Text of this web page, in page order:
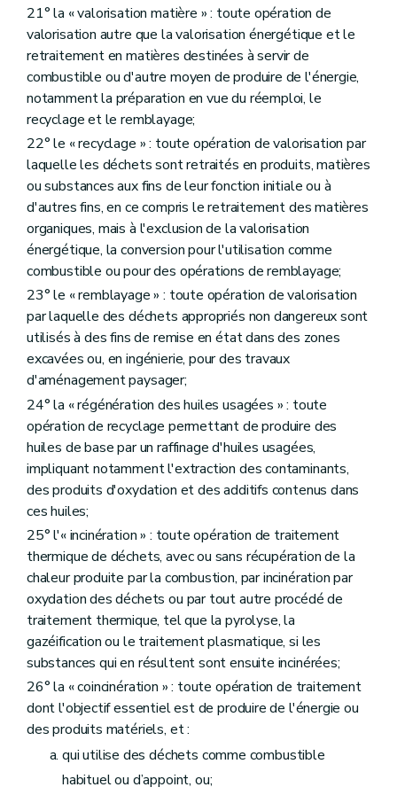
Art. 193
Art. 194
Art. 195
Art. 196
Art. 197
Titre 3 DISPOSITIONS DIVERSES
Chapitre 1er
Dispositions administratives et pénales
Section 1
Mesures de remise en état et mesures de sécurité
Art. 198
Section 2 Commission d'agrément en matière de déchets
Art. 199
Section 3 Commission d'avis sur les recours administratifs en matière de responsabilité élargie des producteurs de produits
Art. 200
Section 4 Dispositions administratives communes
Art. 201
Art. 202
Art. 203
Section 5 Dispositions pénales
Art. 204
Art. 205
Chapitre 2 Dispositions relatives à la transposition et à l'exécution de dispositions résultant de traités internationaux
Section 1
Notification et communication des données
Art. 206
Section 2 Références au droit européen
Art. 207
Chapitre 3
Dispositions finales
Section 1 Droits de dossier et frais administratifs
Art. 208
Section 2 Indexation des droits de dossier, frais administratifs et redevances
Section 3
Codification du droit des déchets
Art. 210
Section 4 Dispositions modificatives et abrogatoires
Sous-section 1 Sous-section 1 - Livre I du
Art. 211
Art. 212
Art. 213
Art. 214
Art. 215
Art. 216
Art. 217
Art. 218
Art. 219
Art. 221
Art. 222
21° la « valorisation matière » : toute opération de
valorisation autre que la valorisation énergétique et le
retraitement en matières destinées à servir de
combustible ou d'autre moyen de produire de l'énergie,
notamment la préparation en vue du réemploi, le
recyclage et le remblayage;
22° le « recyclage » : toute opération de valorisation par
laquelle les déchets sont retraités en produits, matières
ou substances aux fins de leur fonction initiale ou à
d'autres fins, en ce compris le retraitement des matières
organiques, mais à l'exclusion de la valorisation
énergétique, la conversion pour l'utilisation comme
combustible ou pour des opérations de remblayage;
23° le « remblayage » : toute opération de valorisation
par laquelle des déchets appropriés non dangereux sont
utilisés à des fins de remise en état dans des zones
excavées ou, en ingénierie, pour des travaux
d'aménagement paysager;
24° la « régénération des huiles usagées » : toute
opération de recyclage permettant de produire des
huiles de base par un raffinage d'huiles usagées,
impliquant notamment l'extraction des contaminants,
des produits d'oxydation et des additifs contenus dans
ces huiles;
25° l'« incinération » : toute opération de traitement
thermique de déchets, avec ou sans récupération de la
chaleur produite par la combustion, par incinération par
oxydation des déchets ou par tout autre procédé de
traitement thermique, tel que la pyrolyse, la
gazéification ou le traitement plasmatique, si les
substances qui en résultent sont ensuite incinérées;
26° la « coincinération » : toute opération de traitement
dont l'objectif essentiel est de produire de l'énergie ou
des produits matériels, et :
qui utilise des déchets comme combustible
habituel ou d’appoint, ou;